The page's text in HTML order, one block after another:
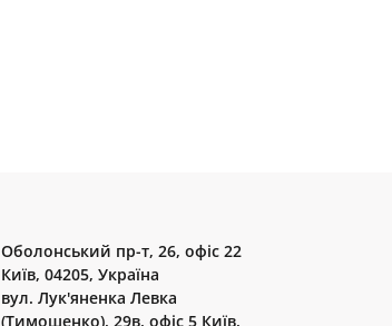
Оболонський пр-т, 26, офіс 22
Київ, 04205, Україна
вул. Лук'яненка Левка
(Тимошенко), 29в, офіс 5 Київ,